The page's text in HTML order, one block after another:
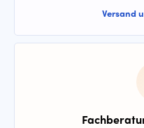
Versand